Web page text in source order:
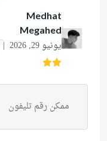
Medhat
Megahed
يونيو 29, 2026 |
ممكن رقم تليفون